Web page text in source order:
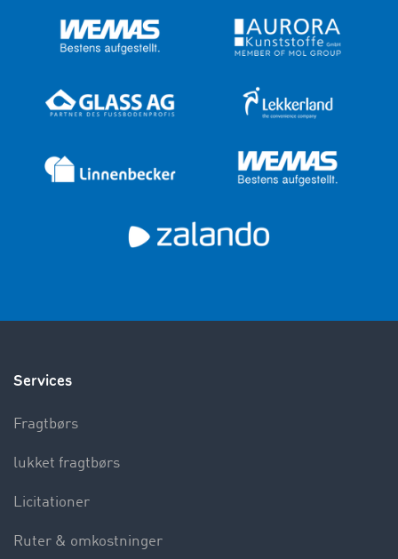
Services
Fragtbørs
lukket fragtbørs
Licitationer
Ruter & omkostninger